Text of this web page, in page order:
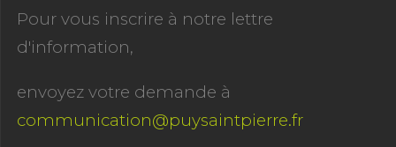
Pour vous inscrire à notre lettre
d'information,
envoyez votre demande à
communication@puysaintpierre.fr